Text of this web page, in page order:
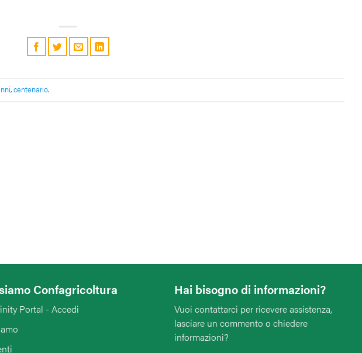
,centenario.
Confagricoltura
Portal - Accedi
Hai bisogno di informazioni?
Vuoi contattarci per ricevere assistenza,
lasciare un commento o chiedere
informazioni?